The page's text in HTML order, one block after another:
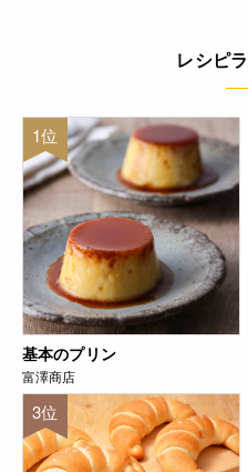
レシピ
1位
基本のプリン
富澤商店
3位